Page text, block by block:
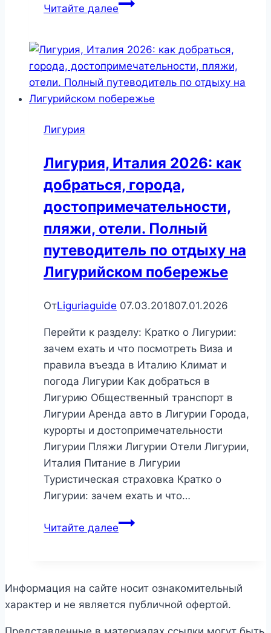
Читайте далееСавона,
как
добраться,
отели,
достопримечательности
Лигурия
Лигурия, Италия 2026: как
добраться, города,
достопримечательности,
пляжи, отели. Полный
путеводитель по отдыху на
Лигурийском побережье
ОтLiguriaguide 07.03.201807.01.2026
Перейти к разделу: Кратко о Лигурии:
зачем ехать и что посмотреть Виза и
правила въезда в Италию Климат и
погода Лигурии Как добраться в
Лигурию Общественный транспорт в
Лигурии Аренда авто в Лигурии Города,
курорты и достопримечательности
Лигурии Пляжи Лигурии Отели Лигурии,
Италия Питание в Лигурии
Туристическая страховка Кратко о
Лигурии: зачем ехать и что…
Читайте далееЛигурия,
добраться,
города,
Информация на сайте носит ознакомительный
характер и не является публичной офертой.